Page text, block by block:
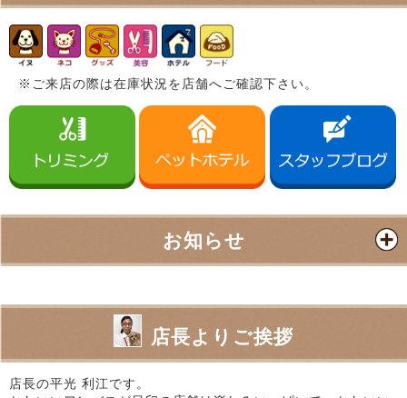
※ご来店の際は在庫状況を店舗へご確認下さい。
お知らせ
店長よりご挨拶
店長の平光 利江です。